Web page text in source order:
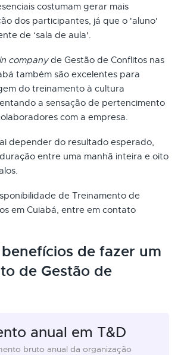
costumam gerar mais
dos participantes, já que o 'aluno'
de ‘sala de aula'.
in companyde Gestão de Conflitos nas
também são excelentes para
do treinamento à cultura
a sensação de pertencimento
com a empresa.
depender do resultado esperado,
entre uma manhã inteira e oito
de Treinamento de
em Cuiabá, entre em contato
de fazer um
de Gestão de
anual em T&D
bruto anual da organização